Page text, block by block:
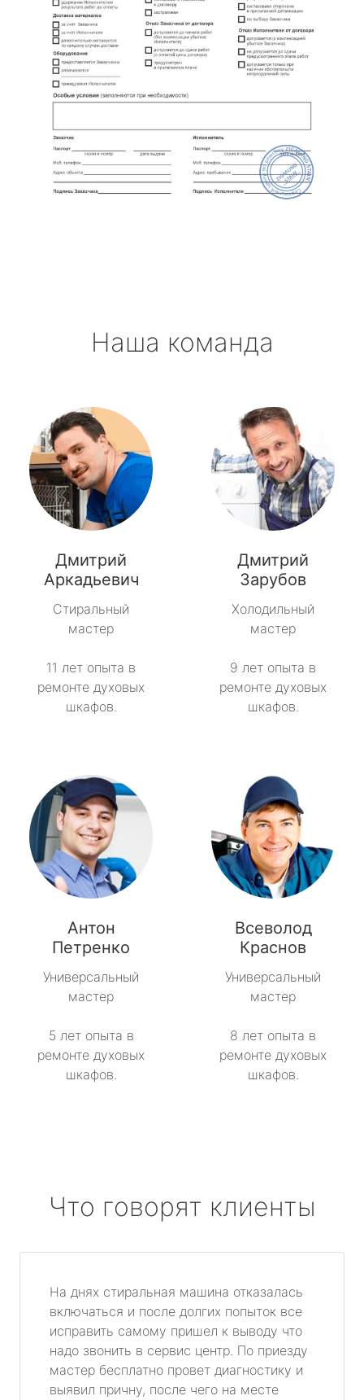
Наша команда
Дмитрий
Аркадьевич
Стиральный
мастер
11 лет опыта в
ремонте духовых
шкафов.
Дмитрий
Зарубов
Холодильный
мастер
9 лет опыта в
ремонте духовых
шкафов.
Антон
Петренко
Универсальный
мастер
5 лет опыта в
ремонте духовых
шкафов.
Всеволод
Краснов
Универсальный
мастер
8 лет опыта в
ремонте духовых
шкафов.
Что говорят клиенты
На днях стиральная машина отказалась
включаться и после долгих попыток все
исправить самому пришел к выводу что
надо звонить в сервис центр. По приезду
мастер бесплатно провет диагностику и
выявил причну, после чего на месте